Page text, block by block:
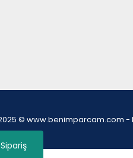
© www.benimparcam.com -